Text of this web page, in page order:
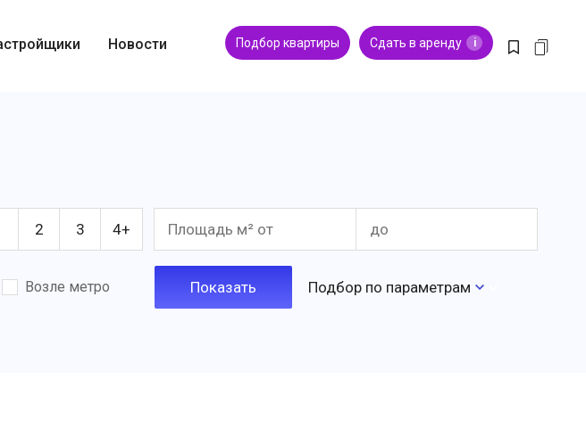
Новости Подбор квартиры Сдать в аренду i
2 3 4+
Возле метро Подбор по параметрам